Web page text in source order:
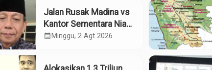
Jalan Rusak Madina vs
Kantor Sementara Nias:
Kebijakan Pilih Kasih
calendar_month Minggu, 2 Agt 2026